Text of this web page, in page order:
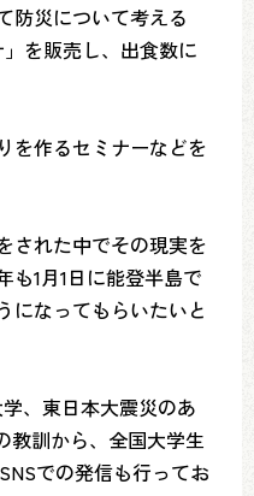
防災について考える
を販売し、出食数に
を作るセミナーなどを
された中でその現実を
1月1日に能登半島で
になってもらいたいと
、東日本大震災のあ
教訓から、全国大学生
での発信も行ってお